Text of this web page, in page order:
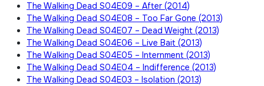
The Walking Dead S04E09 – After (2014)
The Walking Dead S04E08 – Too Far Gone (2013)
The Walking Dead S04E07 – Dead Weight (2013)
The Walking Dead S04E06 – Live Bait (2013)
The Walking Dead S04E05 – Internment (2013)
The Walking Dead S04E04 – Indifference (2013)
The Walking Dead S04E03 – Isolation (2013)